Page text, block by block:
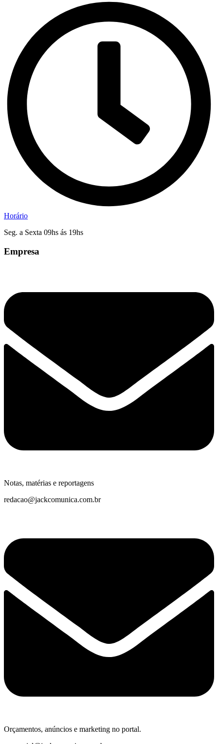
Horário
Seg. a Sexta 09hs ás 19hs
Empresa
Notas, matérias e reportagens
redacao@jackcomunica.com.br
Orçamentos, anúncios e marketing no portal.